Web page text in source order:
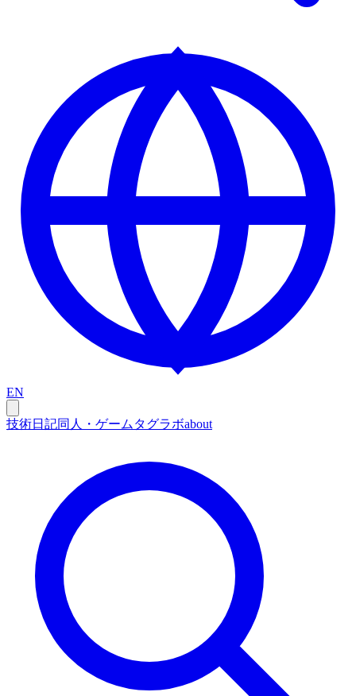
EN
技術日記同人・ゲーム タグラボabout